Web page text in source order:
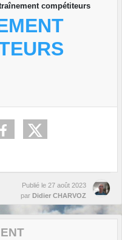
compétiteurs
Publié le 27 août 2023
par Didier CHARVOZ